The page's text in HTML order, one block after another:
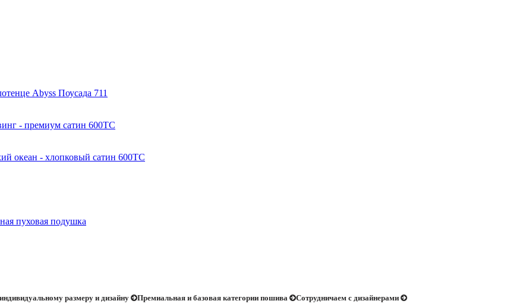
Abyss Поусада 711
- премиум сатин 600ТС
океан - хлопковый сатин 600ТС
пуховая подушка
размеру и дизайну Премиальная и базовая категории пошива Сотрудничаем с дизайнерами